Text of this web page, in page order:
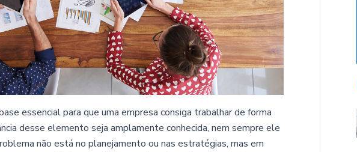
essencial para que uma empresa consiga trabalhar de forma
desse elemento seja amplamente conhecida, nem sempre ele
não está no planejamento ou nas estratégias, mas em